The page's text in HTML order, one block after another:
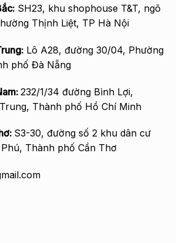
: SH23, khu shophouse T&T, ngõ
Thịnh Liệt, TP Hà Nội
Lô A28, đường 30/04, Phường
phố Đà Nẵng
232/1/34 đường Bình Lợi,
Thành phố Hồ Chí Minh
S3-30, đường số 2 khu dân cư
Thành phố Cần Thơ